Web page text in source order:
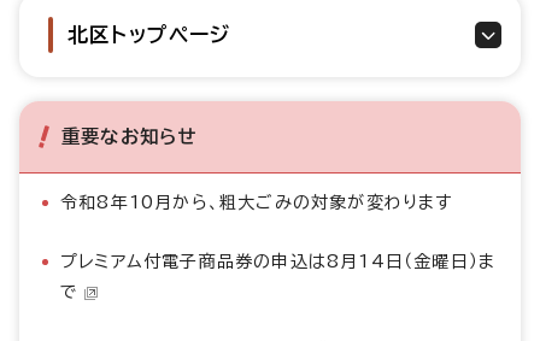
北区トップページ
重要なお知らせ
令和8年10月から、粗大ごみの対象が変わります
プレミアム付電子商品券の申込は8月14日（金曜日）ま
で